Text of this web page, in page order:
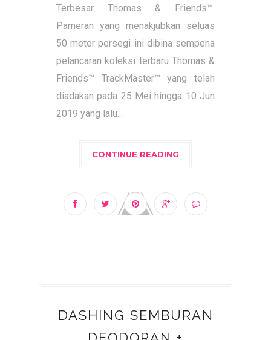
Terbesar Thomas & Friends™.
Pameran yang menakjubkan seluas
50 meter persegi ini dibina sempena
pelancaran koleksi terbaru Thomas &
Friends™ TrackMaster™ yang telah
diadakan pada 25 Mei hingga 10 Jun
2019 yang lalu...
CONTINUE READING
DASHING SEMBURAN